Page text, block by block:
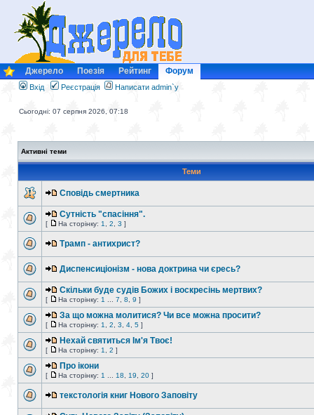
Джерело Поезія Рейтинг Форум
Вхід Реєстрація Написати admin`у
Сьогодні: 07 серпня 2026, 07:18
Активні теми
Теми
Сповідь смертника
Сутність "спасіння".
[ На сторінку: 1 2 3 ]
Трамп - антихрист?
Диспенсиціонізм - нова доктрина чи єресь?
Скільки буде судів Божих і воскресінь мертвих?
[ На сторінку: 1 7 8 9 ]
За що можна молитися? Чи все можна просити?
[ На сторінку: 1 2 3 4 5 ]
Нехай святиться Ім'я Твоє!
[ На сторінку: 1 2 ]
Про ікони
[ На сторінку: 1 18 19 20 ]
текстологія книг Нового Заповіту